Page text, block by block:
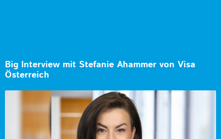
Big Interview mit Stefanie Ahammer von Visa
Österreich